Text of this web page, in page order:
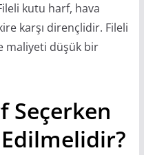
kutu harf, hava
karşı dirençlidir. Fileli
maliyeti düşük bir
Seçerken